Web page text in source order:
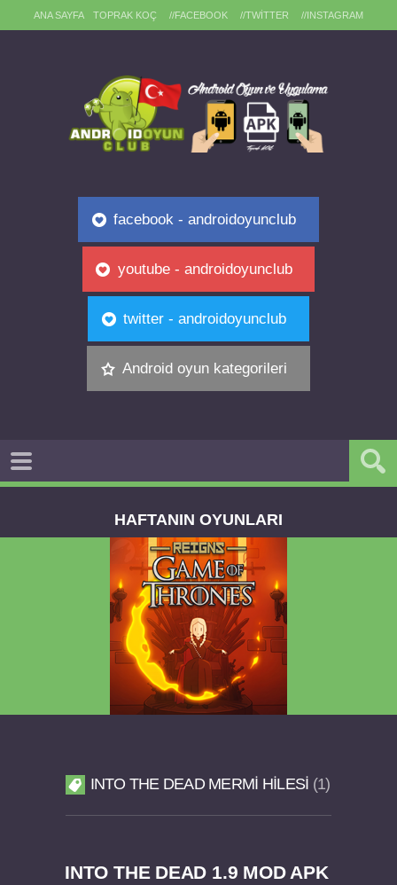
ANA SAYFA TOPRAK KOÇ //FACEBOOK //TWITTER //INSTAGRAM
facebook - androidoyunclub
youtube - androidoyunclub
twitter - androidoyunclub
Android oyun kategorileri
HAFTANIN OYUNLARI
INTO THE DEAD MERMI HILESI 1
INTO THE DEAD 1.9 MOD APK